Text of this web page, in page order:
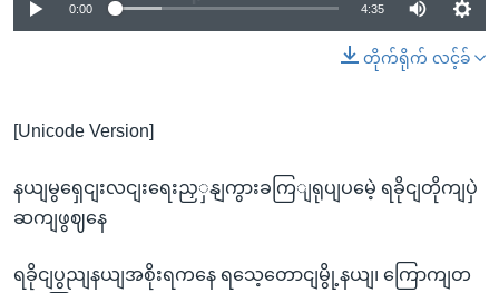
0:00 4:35
တိုက်ရိုက် လင့်ခ်
[Unicode Version]
နယျမွရှေငျးလငျးရေးညှှနျကွားခကြျရုပျပမေဲ့ ရခိုငျတိုကျပှဲ
ဆကျဖွဈနေ
ရခိုငျပွညျနယျအစိုးရကနေ ရသေ့တောငျမွို့နယျ၊ ကြောကျတ